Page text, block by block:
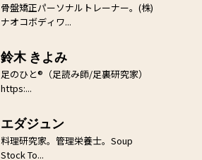
骨盤矯正パーソナルトレーナー。(株)
ナオコボディワ...
鈴木 きよみ
足のひと®（足読み師/足裏研究家）
https:...
エダジュン
料理研究家。管理栄養士。Soup
Stock To...